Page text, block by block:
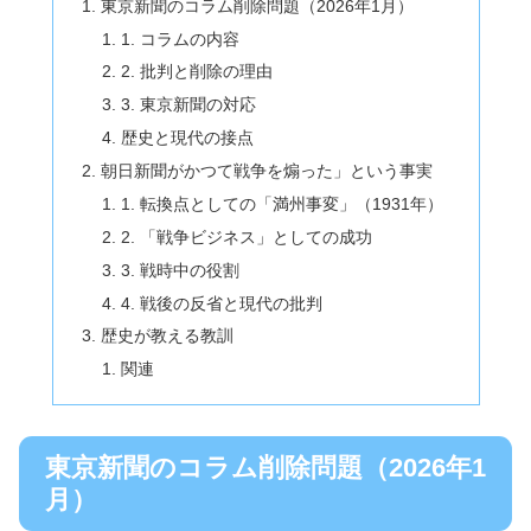
東京新聞のコラム削除問題（2026年1月）
1. コラムの内容
2. 批判と削除の理由
3. 東京新聞の対応
歴史と現代の接点
朝日新聞がかつて戦争を煽った」という事実
1. 転換点としての「満州事変」（1931年）
2. 「戦争ビジネス」としての成功
3. 戦時中の役割
4. 戦後の反省と現代の批判
歴史が教える教訓
関連
東京新聞のコラム削除問題（2026年1
月）